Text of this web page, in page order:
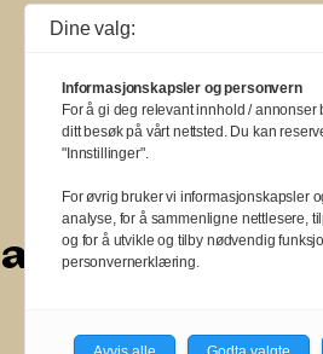
Ballade mottar tilskudd fra Norsk
fra eierne NOPA, Norsk komponistforening
BALLADE — NORGES
aaa
aa
Dine valg:
Informasjonskapsler og personvern
For å gi deg relevant innhold / annonser
ditt besøk på vårt nettsted. Du kan
"Innstillinger".
For øvrig bruker vi informasjonskapsler
analyse, for å sammenligne nettlesere,
og for å utvikle og tilby nødvendig
personvernerklæring.